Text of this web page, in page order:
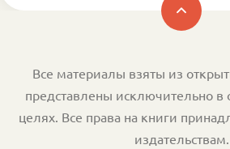
Все материалы взяты из
представлены исключительно в
целях. Все права на книги
издательствам.